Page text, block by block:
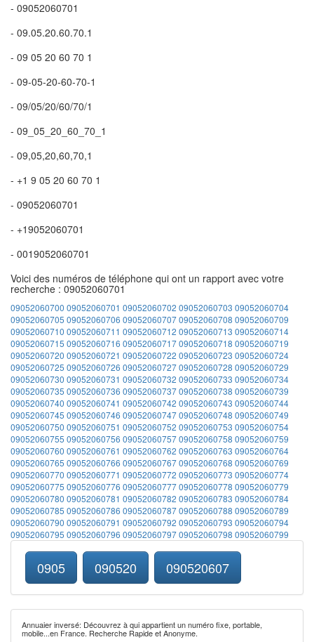
- 09052060701
- 09.05.20.60.70.1
- 09 05 20 60 70 1
- 09-05-20-60-70-1
- 09/05/20/60/70/1
- 09_05_20_60_70_1
- 09,05,20,60,70,1
- +1 9 05 20 60 70 1
- 09052060701
- +19052060701
- 0019052060701
Voici des numéros de téléphone qui ont un rapport avec votre
recherche : 09052060701
09052060700 09052060701 09052060702 09052060703 09052060704
09052060705 09052060706 0905206070709052060708 09052060709
09052060710 09052060711 09052060712 09052060713 09052060714
09052060715 09052060716 0905206071709052060718 09052060719
09052060720 09052060721 09052060722 09052060723 09052060724
09052060725 09052060726 0905206072709052060728 09052060729
09052060730 09052060731 09052060732 09052060733 09052060734
09052060735 09052060736 0905206073709052060738 09052060739
09052060740 09052060741 09052060742 09052060743 09052060744
09052060745 09052060746 0905206074709052060748 09052060749
09052060750 09052060751 09052060752 09052060753 09052060754
09052060755 09052060756 0905206075709052060758 09052060759
09052060760 09052060761 09052060762 09052060763 09052060764
09052060765 09052060766 0905206076709052060768 09052060769
09052060770 09052060771 09052060772 09052060773 09052060774
09052060775 09052060776 0905206077709052060778 09052060779
09052060780 09052060781 09052060782 09052060783 09052060784
09052060785 09052060786 0905206078709052060788 09052060789
09052060790 09052060791 09052060792 09052060793 09052060794
09052060795 09052060796 0905206079709052060798 09052060799
0905 090520 090520607
Annuaier inversé: Découvrez à qui appartient un numéro fixe, portable,
mobile...en France. Recherche Rapide et Anonyme.